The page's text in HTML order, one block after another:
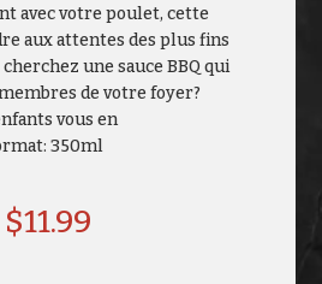
avec votre poulet, cette
aux attentes des plus fins
une sauce BBQ qui
de votre foyer?
vous en
350ml
$11.99